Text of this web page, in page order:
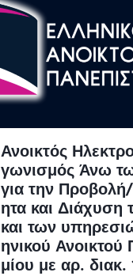
Ανοικτός
γωνισμός Άνω
για την
ητα και Διάχυση
και των
ηνικού Ανοικτού
μίου με αρ.